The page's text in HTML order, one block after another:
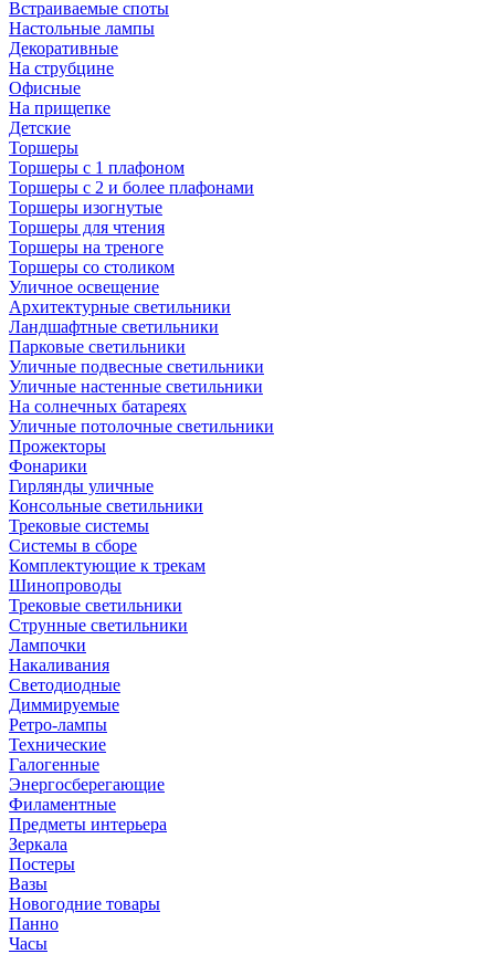
Встраиваемые споты
Настольные лампы
Декоративные
На струбцине
Офисные
На прищепке
Детские
Торшеры
Торшеры с 1 плафоном
Торшеры с 2 и более плафонами
Торшеры изогнутые
Торшеры для чтения
Торшеры на треноге
Торшеры со столиком
Уличное освещение
Архитектурные светильники
Ландшафтные светильники
Парковые светильники
Уличные подвесные светильники
Уличные настенные светильники
На солнечных батареях
Уличные потолочные светильники
Прожекторы
Фонарики
Гирлянды уличные
Консольные светильники
Трековые системы
Системы в сборе
Комплектующие к трекам
Шинопроводы
Трековые светильники
Струнные светильники
Лампочки
Накаливания
Светодиодные
Диммируемые
Ретро-лампы
Технические
Галогенные
Энергосберегающие
Филаментные
Предметы интерьера
Зеркала
Постеры
Вазы
Новогодние товары
Панно
Часы